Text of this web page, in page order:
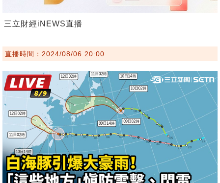
三立財經iNEWS直播
直播時間：2024/08/06 20:00